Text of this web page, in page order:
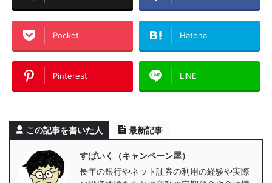
Pocket Hatena
Pinterest LINE
この記事を書いた人 最新記事
すぱいく（キャンペーン屋）
長年の銀行やネット証券の利用の経験や実際